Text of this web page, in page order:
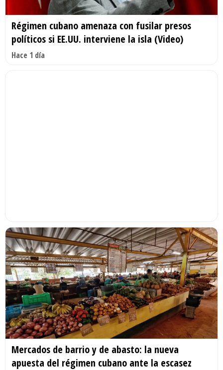
Régimen cubano amenaza con fusilar presos
políticos si EE.UU. interviene la isla (Video)
Hace 1 día
Mercados de barrio y de abasto: la nueva
apuesta del régimen cubano ante la escasez